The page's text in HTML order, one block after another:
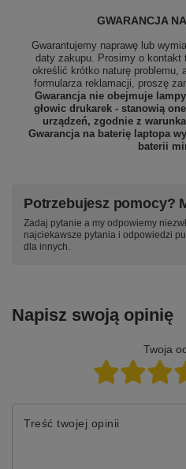
GWARANCJA
Gwarantujemy naprawę lub
daty zakupu. Prosimy o
określić krótko naturę problemu,
formularza reklamacji, proszę
Gwarancja nie obejmuje
głowic drukarek - stanowią
urządzeń, zgodnie z
Gwarancja na baterię laptopa
baterii
Potrzebujesz pomocy?
Zadaj pytanie a my odpowiemy
najciekawsze pytania i odpowiedzi
dla innych.
Napisz swoją opinię
Twoja
Treść twojej opinii